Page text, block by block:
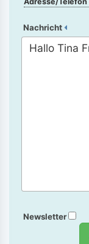
Nachricht
Newsletter